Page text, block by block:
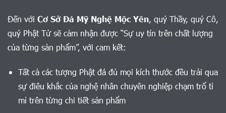
Đến với Cơ Sở Đá Mỹ Nghệ Mộc Yên, quý Thầy, quý Cô,
quý Phật Tử sẽ cảm nhận được “Sự uy tín trên chất lượng
của từng sản phẩm”, với cam kết:
Tất cả các tượng Phật đá đủ mọi kích thước đều trải qua
sự điêu khắc của nghệ nhân chuyên nghiệp chạm trổ tỉ
mỉ trên từng chi tiết sản phẩm